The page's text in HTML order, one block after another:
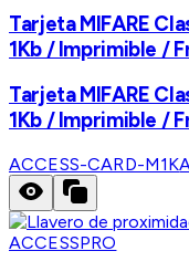
Tarjeta MIFARE
1Kb / Imprimible /
Tarjeta MIFARE
1Kb / Imprimible /
ACCESS-CARD-M1K
ACCESSPRO